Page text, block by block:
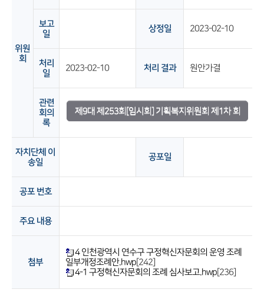
위원
회
보고
일
상정일 2023-02-10
처리
일
2023-02-10 처리 결과 원안가결
관련
회의
록
제9대 제253회[임시회] 기획복지위원회 제1차 회
자치단체 이
송일
공포일
공포 번호
주요 내용
첨부
4 인천광역시 연수구 구정혁신자문회의 운영 조례
일부개정조례안.hwp[242]
4-1 구정혁신자문회의 조례 심사보고.hwp[236]